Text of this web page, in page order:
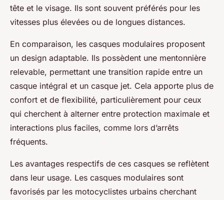
tête et le visage. Ils sont souvent préférés pour les
vitesses plus élevées ou de longues distances.
En comparaison, les casques modulaires proposent
un design adaptable. Ils possèdent une mentonnière
relevable, permettant une transition rapide entre un
casque intégral et un casque jet. Cela apporte plus de
confort et de flexibilité, particulièrement pour ceux
qui cherchent à alterner entre protection maximale et
interactions plus faciles, comme lors d’arrêts
fréquents.
Les avantages respectifs de ces casques se reflètent
dans leur usage. Les casques modulaires sont
favorisés par les motocyclistes urbains cherchant